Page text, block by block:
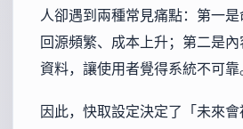
人卻遇到兩種常見痛點：第一
回源頻繁、成本上升；第二是
資料，讓使用者覺得系統不可靠
因此，快取設定決定了「未來